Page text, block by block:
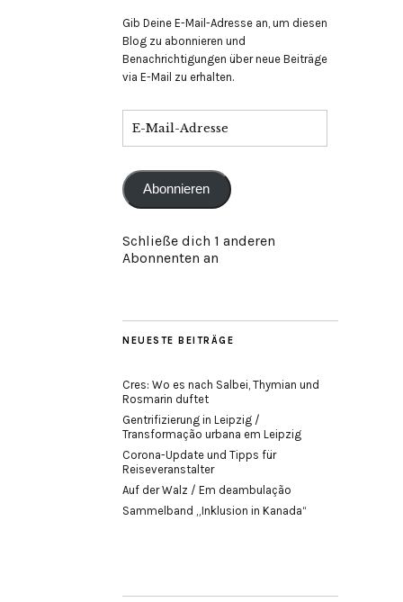
Gib Deine E-Mail-Adresse an, um diesen
Blog zu abonnieren und
Benachrichtigungen über neue Beiträge
via E-Mail zu erhalten.
Mail-
Abonnieren
Schließe dich 1 anderen
Abonnenten an
NEUESTE BEITRÄGE
Cres: Wo es nach Salbei, Thymian und
Rosmarin duftet
Gentrifizierung in Leipzig /
Transformação urbana em Leipzig
Corona-Update und Tipps für
Reiseveranstalter
Auf der Walz / Em deambulação
Sammelband „Inklusion in Kanada“